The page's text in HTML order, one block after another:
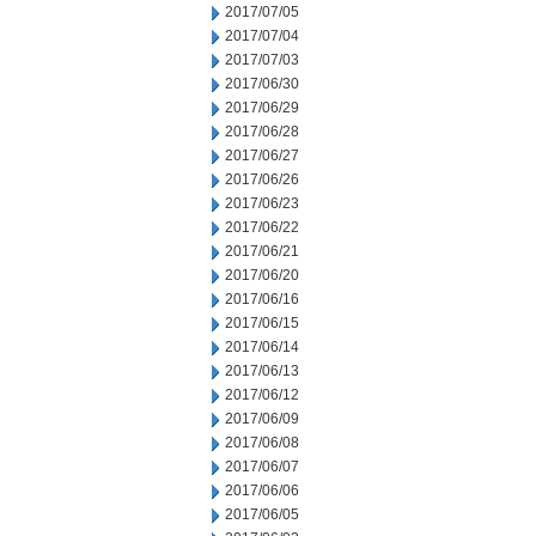
2017/07/05
2017/07/04
2017/07/03
2017/06/30
2017/06/29
2017/06/28
2017/06/27
2017/06/26
2017/06/23
2017/06/22
2017/06/21
2017/06/20
2017/06/16
2017/06/15
2017/06/14
2017/06/13
2017/06/12
2017/06/09
2017/06/08
2017/06/07
2017/06/06
2017/06/05